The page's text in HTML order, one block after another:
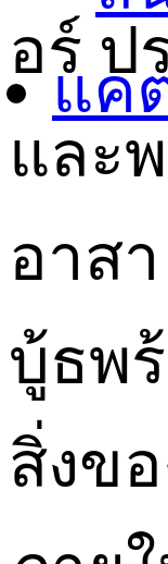
แค
อร์ ป
และ
อาส
บู้ธพ
สิ่งข